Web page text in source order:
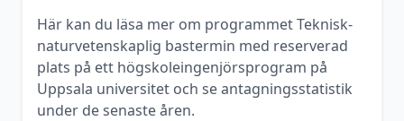
Här kan du läsa mer om programmet Teknisk-
naturvetenskaplig bastermin med reserverad
plats på ett högskoleingenjörsprogram på
Uppsala universitet och se antagningsstatistik
under de senaste åren.